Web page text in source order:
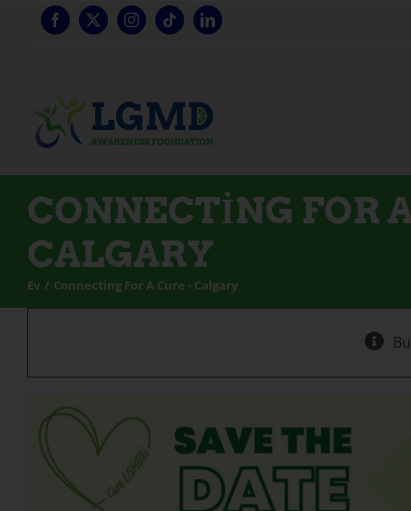
İçeriğe
CONNECTING FOR
CALGARY
Ev Connecting For A Cure - Calgary